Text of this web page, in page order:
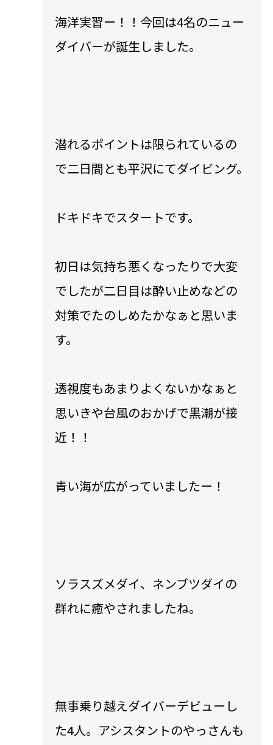
海洋実習ー！！今回は4名のニュー
ダイバーが誕生しました。
潜れるポイントは限られているの
で二日間とも平沢にてダイビング。
ドキドキでスタートです。
初日は気持ち悪くなったりで大変
でしたが二日目は酔い止めなどの
対策でたのしめたかなぁと思いま
す。
透視度もあまりよくないかなぁと
思いきや台風のおかげで黒潮が接
近！！
青い海が広がっていましたー！
ソラスズメダイ、ネンブツダイの
群れに癒やされましたね。
無事乗り越えダイバーデビューし
た4人。アシスタントのやっさんも